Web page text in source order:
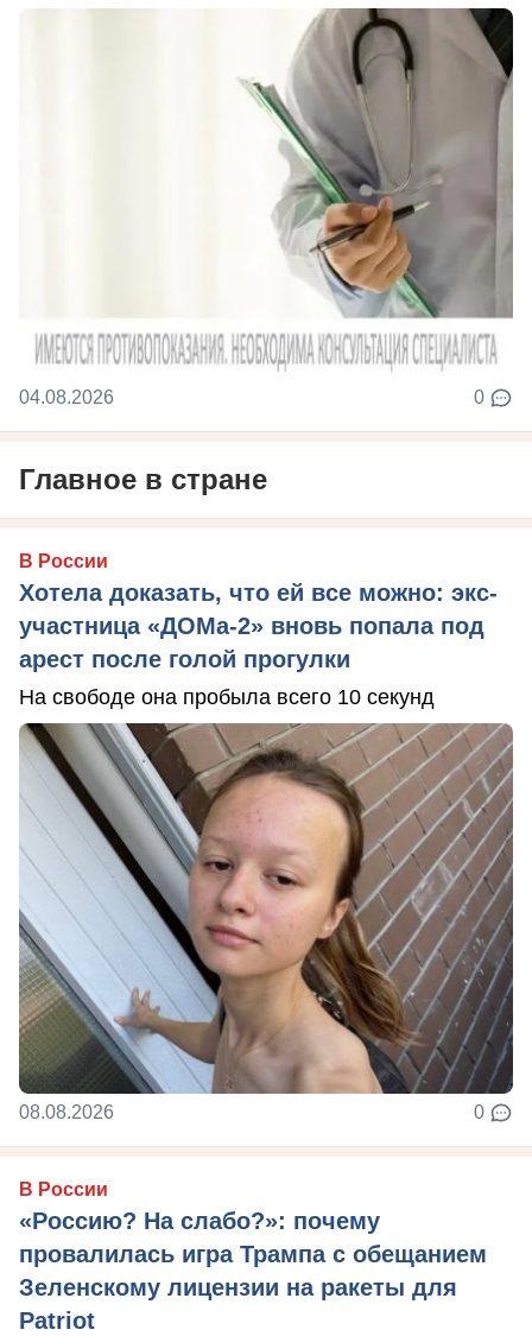
04.08.2026 0
Главное в стране
В России
Хотела доказать, что ей все можно: экс-
участница «ДОМа-2» вновь попала под
арест после голой прогулки
На свободе она пробыла всего 10 секунд
08.08.2026 0
В России
«Россию? На слабо?»: почему
провалилась игра Трампа с обещанием
Зеленскому лицензии на ракеты для
Patriot